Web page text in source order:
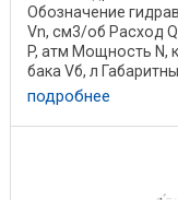
Обозначение
Vn, см3/об Расход
P, атм Мощность N,
бака Vб, л
подробнее